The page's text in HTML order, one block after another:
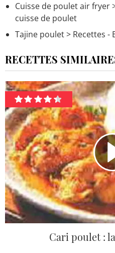
Cuisse de poulet air fryer
cuisse de poulet
Tajine poulet> Recettes -
RECETTES
Cari poulet :